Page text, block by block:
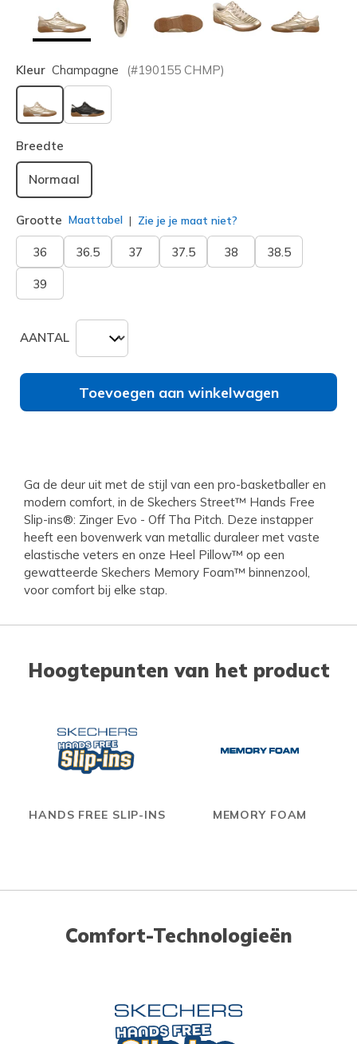
Kleur Champagne (#190155 CHMP)
geselecteerd
Breedte
Normaal
Grootte Maattabel Zie je je maat niet?
36 36.5 37 37.5 38 38.5
39
AANTAL
Toevoegen aan winkelwagen
Ga de deur uit met de stijl van een pro-basketballer en
modern comfort, in de Skechers Street™ Hands Free
Slip-ins®: Zinger Evo - Off Tha Pitch. Deze instapper
heeft een bovenwerk van metallic duraleer met vaste
elastische veters en onze Heel Pillow™ op een
gewatteerde Skechers Memory Foam™ binnenzool,
voor comfort bij elke stap.
Hoogtepunten van het product
HANDS FREE SLIP-INS MEMORY FOAM
Comfort-Technologieën